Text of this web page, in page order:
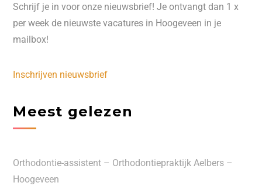
Schrijf je in voor onze nieuwsbrief! Je ontvangt dan 1 x
per week de nieuwste vacatures in Hoogeveen in je
mailbox!
Inschrijven nieuwsbrief
Meest gelezen
Orthodontie-assistent – Orthodontiepraktijk Aelbers –
Hoogeveen